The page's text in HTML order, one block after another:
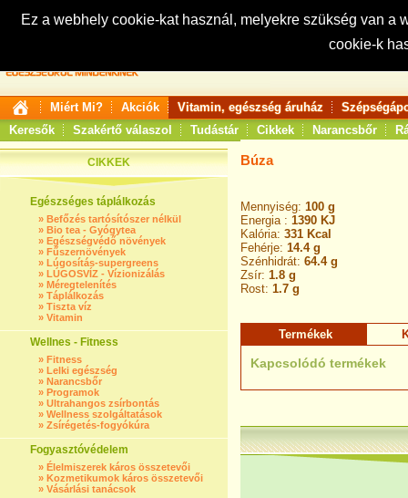
Ez a webhely cookie-kat használ, melyekre szükség van
cookie-k
Keresés:
Miért Mi? Akciók Vitamin, egészség áruház
Keresők
Szakértő válaszol Tudástár Cikkek Narancsbőr
CIKKEK
Egészséges táplálkozás
» Befőzés tartósítószer nélkül
» Bio tea - Gyógytea
» Egészségvédő növények
» Fűszernövények
» Lúgosítás-supergreens
» LÚGOSVÍZ - Vízionizálás
» Méregtelenítés
» Táplálkozás
» Tiszta víz
» Vitamin
Wellnes - Fitness
» Fitness
» Lelki egészség
» Narancsbőr
» Programok
» Ultrahangos zsírbontás
» Wellness szolgáltatások
» Zsírégetés-fogyókúra
Fogyasztóvédelem
» Élelmiszerek káros összetevői
» Kozmetikumok káros összetevői
» Vásárlási tanácsok
Búza
Mennyiség: 100 g
Energia : 1390 KJ
Kalória: 331 Kcal
Fehérje: 14.4 g
Szénhidrát: 64.4 g
Zsír: 1.8 g
Rost: 1.7 g
Termékek
Kapcsolódó termékek